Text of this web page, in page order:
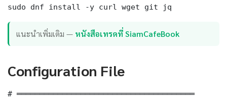
sudo dnf install -y curl wget git jq
แนะนำเพิ่มเติม — หนังสือเทรดที่ SiamCafeBook
Configuration File
# ═══════════════════════════════════════